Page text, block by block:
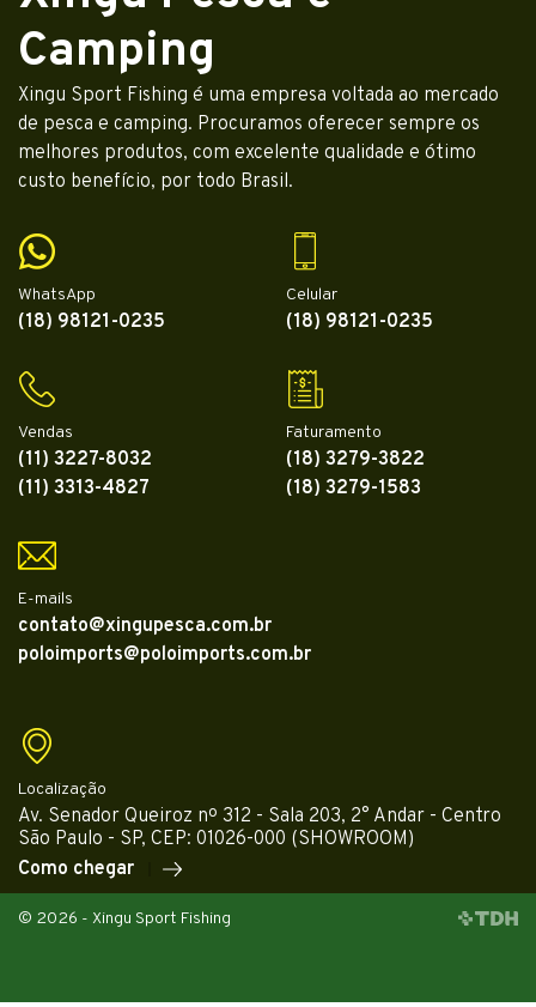
Camping
Xingu Sport Fishing é uma empresa voltada ao mercado
de pesca e camping. Procuramos oferecer sempre os
melhores produtos, com excelente qualidade e ótimo
custo benefício, por todo Brasil.
WhatsApp
(18) 98121-0235
Celular
(18) 98121-0235
Vendas
(11) 3227-8032
(11) 3313-4827
Faturamento
(18) 3279-3822
(18) 3279-1583
E-mails
contato@xingupesca.com.br
poloimports@poloimports.com.br
Localização
Av. Senador Queiroz nº 312 - Sala 203, 2° Andar - Centro
São Paulo - SP, CEP: 01026-000 (SHOWROOM)
Como chegar
© 2026 - Xingu Sport Fishing